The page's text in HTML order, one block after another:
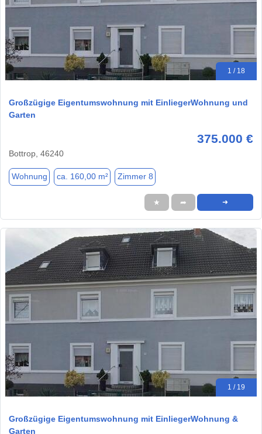
1 / 18
Großzügige Eigentumswohnung mit EinliegerWohnung und
Garten
375.000 €
Bottrop, 46240
Wohnung ca. 160,00 m² Zimmer 8
★ ➦ ➜
1 / 19
Großzügige Eigentumswohnung mit EinliegerWohnung &
Garten